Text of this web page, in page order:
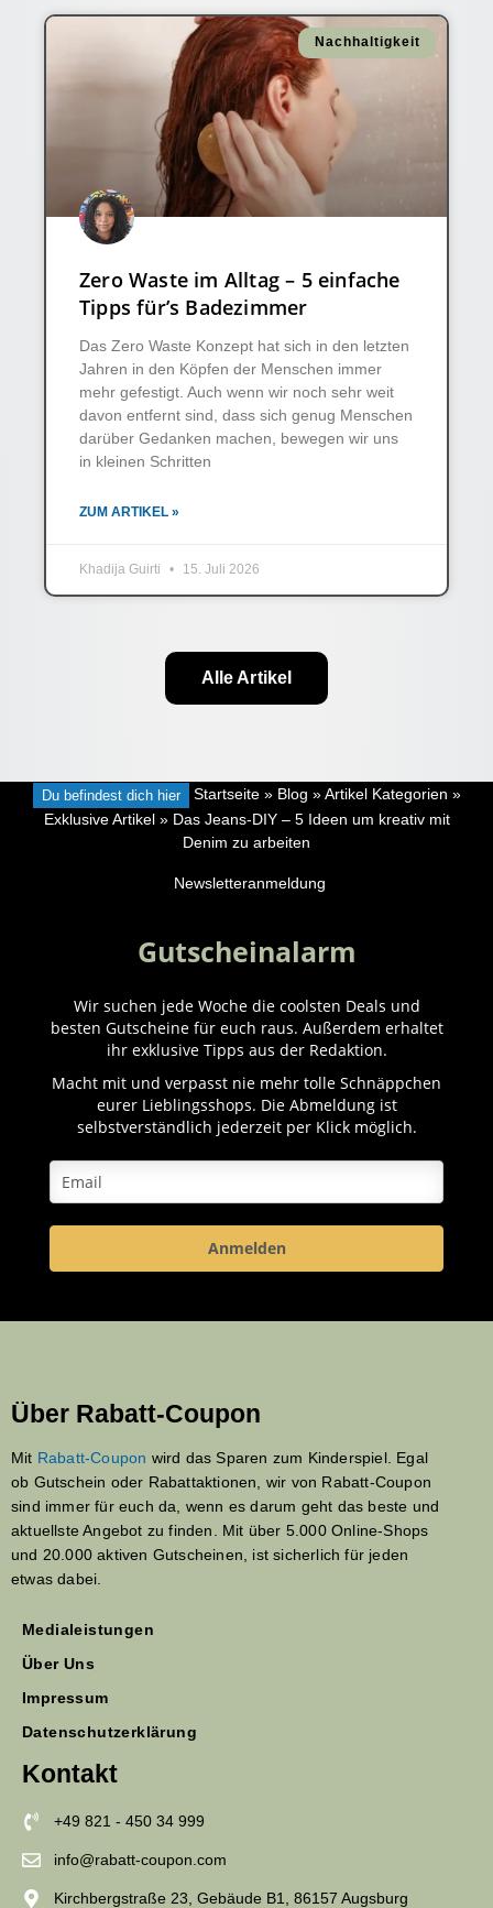
Nachhaltigkeit
Zero Waste im Alltag – 5 einfache
Tipps für’s Badezimmer
Das Zero Waste Konzept hat sich in den letzten
Jahren in den Köpfen der Menschen immer
mehr gefestigt. Auch wenn wir noch sehr weit
davon entfernt sind, dass sich genug Menschen
darüber Gedanken machen, bewegen wir uns
in kleinen Schritten
ZUM ARTIKEL »
Khadija Guirti 15. Juli 2026
Alle Artikel
Du befindest dich hier Startseite» Blog » Artikel Kategorien »
Exklusive Artikel » Das Jeans-DIY – 5 Ideen um kreativ mit
Denim zu arbeiten
Newsletteranmeldung
Gutscheinalarm
Wir suchen jede Woche die coolsten Deals und
besten Gutscheine für euch raus. Außerdem erhaltet
ihr exklusive Tipps aus der Redaktion.
Macht mit und verpasst nie mehr tolle Schnäppchen
eurer Lieblingsshops. Die Abmeldung ist
selbstverständlich jederzeit per Klick möglich.
Anmelden
Über Rabatt-Coupon
Mit Rabatt-Coupon wird das Sparen zum Kinderspiel. Egal
ob Gutschein oder Rabattaktionen, wir von Rabatt-Coupon
sind immer für euch da, wenn es darum geht das beste und
aktuellste Angebot zu finden. Mit über 5.000 Online-Shops
und 20.000 aktiven Gutscheinen, ist sicherlich für jeden
etwas dabei.
Medialeistungen
Über Uns
Impressum
Datenschutzerklärung
Kontakt
+49 821 - 450 34 999
info@rabatt-coupon.com
Kirchbergstraße 23, Gebäude B1, 86157 Augsburg